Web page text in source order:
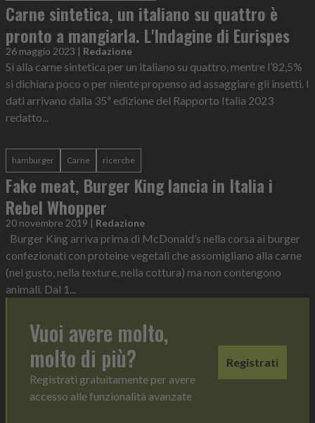
Carne sintetica, un italiano su quattro è
pronto a mangiarla. L'Indagine di Eurispes
26 maggio 2023 | Redazione
Sì alla carne sintetica per un italiano su quattro, mentre l’82,5%
si dichiara poco o per niente propenso ad assaggiare gli insetti. I
dati arrivano dalla 35ª edizione del Rapporto Italia 2023
redatto...
hamburger Carne ricerche
Fake meat, Burger King lancia in Italia i
Rebel Whopper
20 novembre 2019 | Redazione
Burger King arriva prima di McDonald’s nella corsa ai burger
confezionati con proteine vegetali che assomigliano alla carne
(nel gusto, nella texture, nella cottura) ma non contengono
animali. Dal 1...
Vuoi avere molto,
molto di più?
Registrati gratuitamente per avere
accesso alle funzionalità avanzate
Registrati